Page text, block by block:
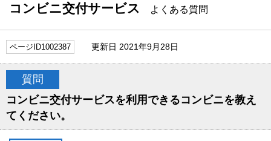
コンビニ交付サービス よくある質問
ページID1002387 更新日 2021年9月28日
質問
コンビニ交付サービスを利用できるコンビニを教え
てください。